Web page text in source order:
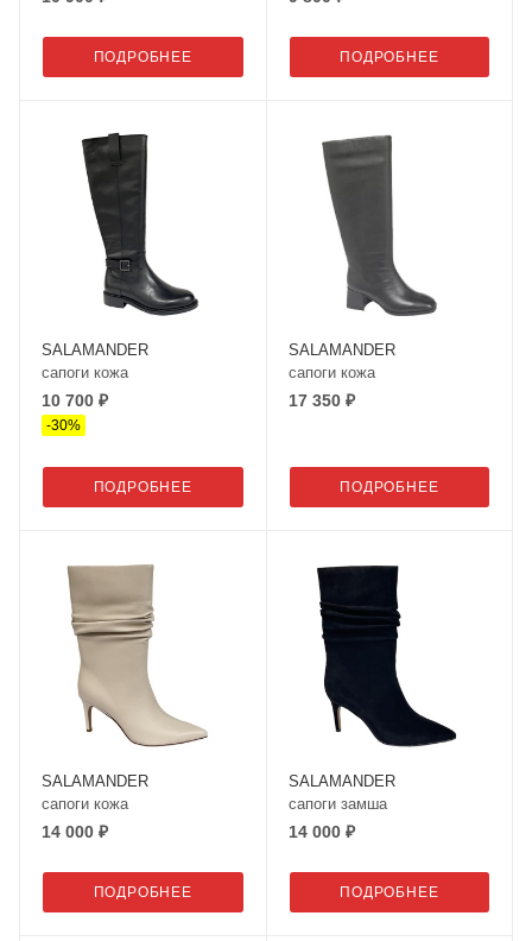
ПОДРОБНЕЕ ПОДРОБНЕЕ
SALAMANDER
сапоги кожа
10 700 ₽
-30%
ПОДРОБНЕЕ
SALAMANDER
сапоги кожа
17 350 ₽
ПОДРОБНЕЕ
SALAMANDER
сапоги кожа
14 000 ₽
ПОДРОБНЕЕ
SALAMANDER
сапоги замша
14 000 ₽
ПОДРОБНЕЕ